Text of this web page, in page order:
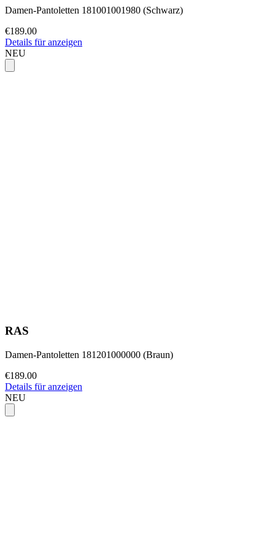
Damen-Pantoletten 181001001980 (Schwarz)
€189.00
Details für anzeigen
NEU
RAS
Damen-Pantoletten 181201000000 (Braun)
€189.00
Details für anzeigen
NEU